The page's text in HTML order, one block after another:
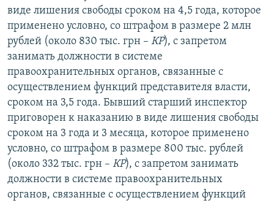
виде лишения свободы сроком на 4,5 года, которое
применено условно, со штрафом в размере 2 млн
рублей (около 830 тыс. грн – КР), с запретом
занимать должности в системе
правоохранительных органов, связанные с
осуществлением функций представителя власти,
сроком на 3,5 года. Бывший старший инспектор
приговорен к наказанию в виде лишения свободы
сроком на 3 года и 3 месяца, которое применено
условно, со штрафом в размере 800 тыс. рублей
(около 332 тыс. грн – КР), с запретом занимать
должности в системе правоохранительных
органов, связанные с осуществлением функций